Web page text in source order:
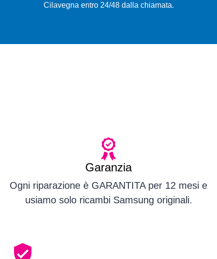
Cilavegna entro 24/48 dalla chiamata.
Garanzia
Ogni riparazione è GARANTITA per 12 mesi e
usiamo solo ricambi Samsung originali.